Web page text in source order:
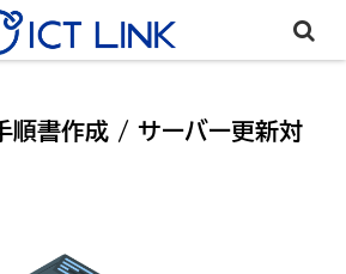
順書作成 / サーバー更新対